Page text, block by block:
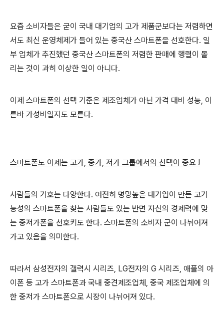
요즘 소비자들은 굳이 국내 대기업의 고가 제품군보다는 저렴하면
서도 최신 운영체제가 들어 있는 중국산 스마트폰을 선호한다. 일
부 업체가 추진했던 중국산 스마트폰의 저렴한 판매에 행렬이 몰
리는 것이 과히 이상한 일이 아니다.
이제 스마트폰의 선택 기준은 제조업체가 아닌 가격 대비 성능, 이
른바 가성비일지도 모른다.
스마트폰도 이제는 고가, 중가, 저가 그룹에서의 선택이 중요 !
사람들의 기호는 다양한다. 여전히 명망높은 대기업이 만든 고기
능성의 스마트폰을 찾는 사람들도 있는 반면 자신의 경제력에 맞
는 중저가폰을 선호키도 한다. 스마트폰의 소비자 군이 나뉘어져
가고 있음을 의미한다.
따라서 삼성전자의 갤력시 시리즈, LG전자의 G 시리즈, 애플의 아
이폰 등 고가 스마트폰과 국내 중견제조업체, 중국 제조업체에 의
한 중저가 스마트폰으로 시장이 나뉘어져 있다.